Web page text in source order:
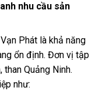
nhu cầu sản
Phát là khả năng
ổn định. Đơn vị tập
Quảng Ninh.
như: